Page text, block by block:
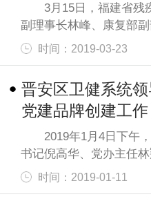
3月15日，福建省残疾
副理事长林峰、康复部
时间：2019-03-23
晋安区卫健系统
党建品牌创建工作
2019年1月4日下午，
书记倪高华、党办主任
时间：2019-01-11